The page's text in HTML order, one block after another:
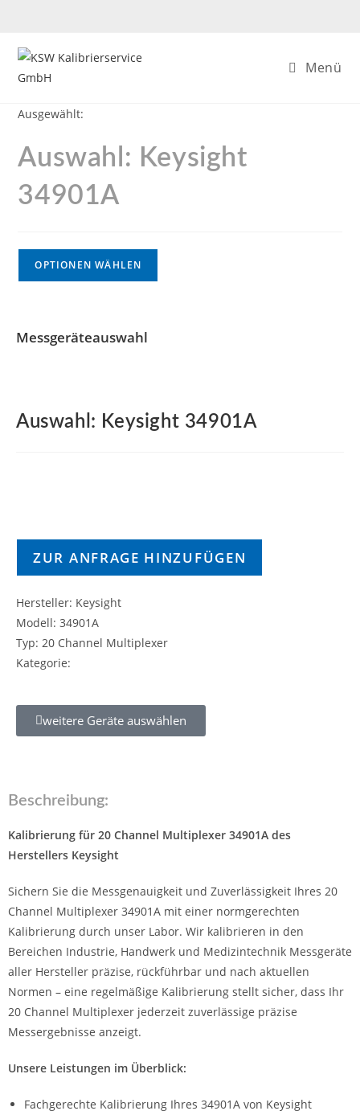
Menü
Ausgewählt:
Auswahl: Keysight
34901A
OPTIONEN WÄHLEN
Messgeräteauswahl
Auswahl: Keysight 34901A
ZUR ANFRAGE HINZUFÜGEN
Hersteller: Keysight
Modell: 34901A
Typ: 20 Channel Multiplexer
Kategorie:
weitere Geräte auswählen
Beschreibung:
Kalibrierung für 20 Channel Multiplexer 34901A des
Herstellers Keysight
Sichern Sie die Messgenauigkeit und Zuverlässigkeit Ihres 20
Channel Multiplexer 34901A mit einer normgerechten
Kalibrierung durch unser Labor. Wir kalibrieren in den
Bereichen Industrie, Handwerk und Medizintechnik Messgeräte
aller Hersteller präzise, rückführbar und nach aktuellen
Normen – eine regelmäßige Kalibrierung stellt sicher, dass Ihr
20 Channel Multiplexer jederzeit zuverlässige präzise
Messergebnisse anzeigt.
Unsere Leistungen im Überblick:
Fachgerechte Kalibrierung Ihres 34901A von Keysight